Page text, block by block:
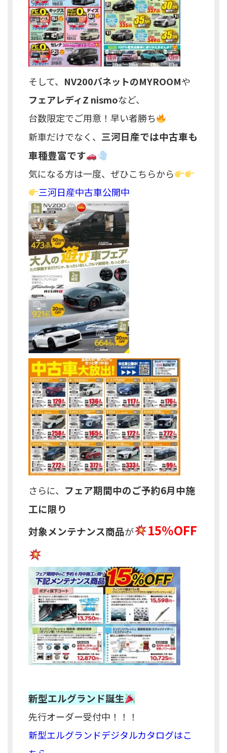
そして、 NV200バネットのMYROOMや
フェアレディZ nismoなど、
台数限定でご用意！早い者勝ち
新車だけでなく、 三河日産では中古車も
車種豊富です
気になる方は一度、ぜひこちらから
三河日産中古車公開中
さらに、 フェア期間中のご予約6月中施
工に限り
対象メンテナンス商品が 15％OFF
新型エルグランド誕生
先行オーダー受付中！！！
新型エルグランドデジタルカタログはこ